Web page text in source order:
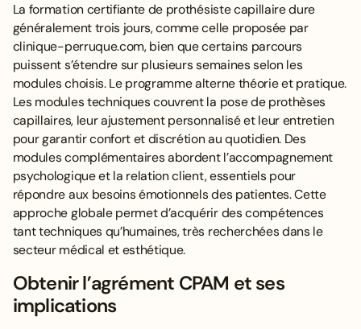
La formation certifiante de prothésiste capillaire dure
généralement trois jours, comme celle proposée par
clinique-perruque.com, bien que certains parcours
puissent s’étendre sur plusieurs semaines selon les
modules choisis. Le programme alterne théorie et pratique.
Les modules techniques couvrent la pose de prothèses
capillaires, leur ajustement personnalisé et leur entretien
pour garantir confort et discrétion au quotidien. Des
modules complémentaires abordent l’accompagnement
psychologique et la relation client, essentiels pour
répondre aux besoins émotionnels des patientes. Cette
approche globale permet d’acquérir des compétences
tant techniques qu’humaines, très recherchées dans le
secteur médical et esthétique.
Obtenir l’agrément CPAM et ses
implications